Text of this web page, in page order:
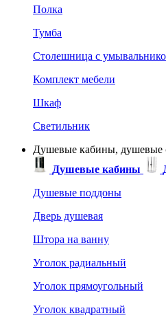
Полка
Тумба
Столешница с
Комплект мебели
Шкаф
Светильник
Душевые кабины, душевые
Душевые кабины
Душевые поддоны
Дверь душевая
Штора на ванну
Уголок радиальный
Уголок прямоугольный
Уголок квадратный